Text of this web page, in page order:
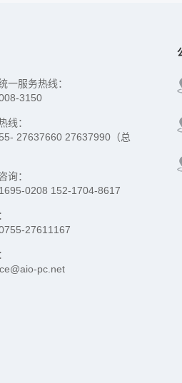
一服务热线：
3150
线：
27637660 27637990（总
询：
0208 152-1704-8617
27611167
pc.net